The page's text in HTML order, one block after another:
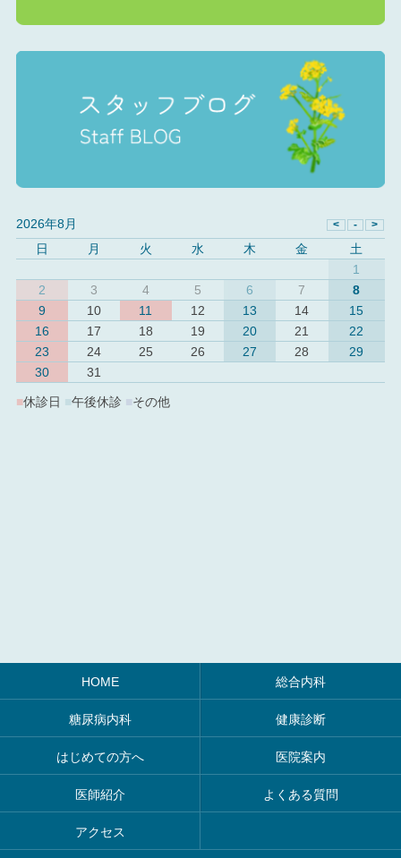
2026年8月
日
月 火 水 木 金
土
1
2
3 4 5 6 7
8
9
10 11 12 13 14
15
16
17 18 19 20 21
22
23
24 25 26 27 28
29
30
31
■休診日 ■午後休診 その他
HOME 総合内科
糖尿病内科 健康診断
はじめての方へ 医院案内
医師紹介 よくある質問
アクセス